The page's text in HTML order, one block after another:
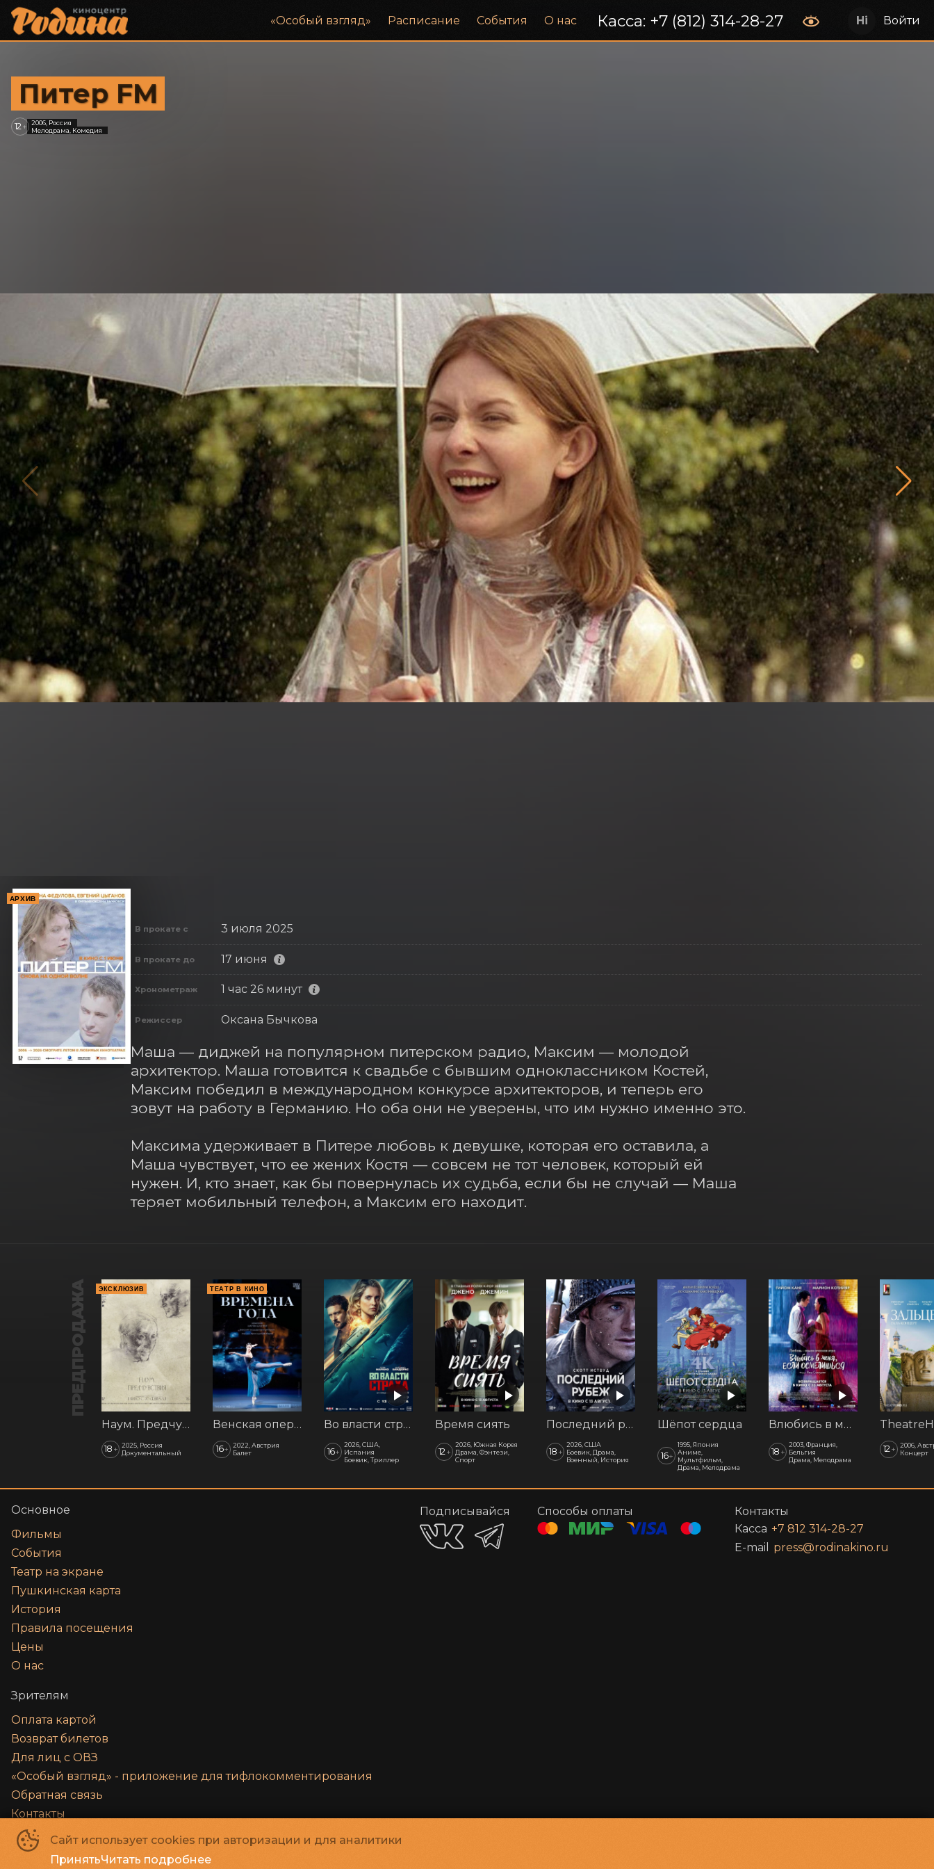
«‎Особый взгляд» Расписание События О нас Касса: +7 (812) 314-28-27 Войти
Питер FM
12 +
2006, Россия
Мелодрама, Комедия
АРХИВ
В прокате с 3 июля 2025
В прокате до 17 июня
Хронометраж 1 час 26 минут
Режиссер Оксана Бычкова
Маша — диджей на популярном питерском радио, Максим — молодой
архитектор. Маша готовится к свадьбе с бывшим одноклассником Костей,
Максим победил в международном конкурсе архитекторов, и теперь его
зовут на работу в Германию. Но оба они не уверены, что им нужно именно это.
Максима удерживает в Питере любовь к девушке, которая его оставила, а
Маша чувствует, что ее жених Костя — совсем не тот человек, который ей
нужен. И, кто знает, как бы повернулась их судьба, если бы не случай — Маша
теряет мобильный телефон, а Максим его находит.
ПРЕДПРОДАЖА ЭКСКЛЮЗИВ
Наум. Предчувствия
18 + 2025, Россия
Документальный
ТЕАТР В КИНО
Венская опера: Времена года
16+
2022, Австрия
Балет
Во власти страха
16+
2026, США,
Испания
Боевик, Триллер
Время сиять
12+
2026, Южная Корея
Драма, Фэнтези,
Спорт
Последний рубеж
18 +
2026, США
Боевик, Драма,
Военный, История
Шёпот сердца
16+
1995, Япония
Аниме,
Мультфильм,
Драма, Мелодрама
Влюбись в меня, если осмелишься
18 +
2003, Франция,
Бельгия
Драма, Мелодрама
12+
2006,
Концерт
Сайт использует cookies при авторизации и для аналитики
ПринятьЧитать подробнее
Основное
Фильмы
События
Театр на экране
Пушкинская карта
История
Правила посещения
Цены
О нас
Зрителям
Оплата картой
Возврат билетов
Для лиц с ОВЗ
«‎Особый взгляд» - приложение для тифлокомментирования
Обратная связь
Контакты
Правила и соглашения
Подписывайся Способы оплаты
Контакты
Касса +7 812 314-28-27
E-mail
press@rodinakino.ru